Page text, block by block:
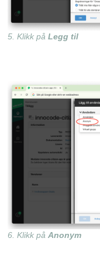
5. Klikk på Legg til
6. Klikk på Anonym